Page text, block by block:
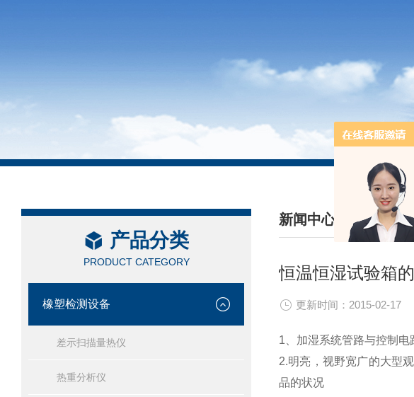
产品分类
PRODUCT CATEGORY
橡塑检测设备
差示扫描量热仪
热重分析仪
新闻中心
/ NEWS CENTER
恒温恒湿试验箱
更新时间：2015-02-17
1、加湿系统管路与控制电
2.明亮，视野宽广的大型
品的状况